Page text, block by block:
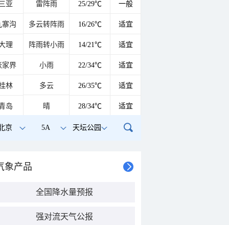
亚 雷阵雨 25/29℃ 一般
寨沟 多云转阵雨 16/26℃ 适宜
理 阵雨转小雨 14/21℃ 适宜
家界 小雨 22/34℃ 适宜
林 多云 26/35℃ 适宜
岛 晴 28/34℃ 适宜
京 5A 天坛公园
象产品
全国降水量预报
强对流天气公报